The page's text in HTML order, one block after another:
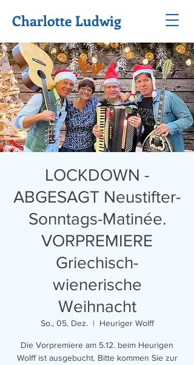
Charlotte Ludwig
LOCKDOWN -
ABGESAGT Neustifter-
Sonntags-Matinée.
VORPREMIERE
Griechisch-
wienerische
Weihnacht
So., 05. Dez.
  |
Heuriger Wolff
Die Vorpremiere am 5.12. beim Heurigen
Wolff ist ausgebucht. Bitte kommen Sie zur